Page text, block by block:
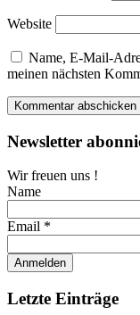
Website
Name, E-Mail-
meinen nächsten
Newsletter
Wir freuen uns !
Name
Email *
Letzte Einträge